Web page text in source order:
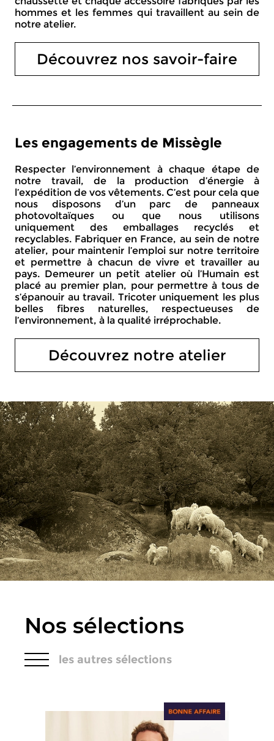
hommes et les femmes qui travaillent au sein de
notre atelier.
Découvrez nos savoir-faire
Les engagements de Missègle
Respecter l’environnement à chaque étape de
notre travail, de la production d’énergie à
l’expédition de vos vêtements. C’est pour cela que
nous disposons d’un parc de panneaux
photovoltaïques ou que nous utilisons
uniquement des emballages recyclés et
recyclables. Fabriquer en France, au sein de notre
atelier, pour maintenir l’emploi sur notre territoire
et permettre à chacun de vivre et travailler au
pays. Demeurer un petit atelier où l’Humain est
placé au premier plan, pour permettre à tous de
s’épanouir au travail. Tricoter uniquement les plus
belles fibres naturelles, respectueuses de
l’environnement, à la qualité irréprochable.
Découvrez notre atelier
Nos sélections
les autres sélections